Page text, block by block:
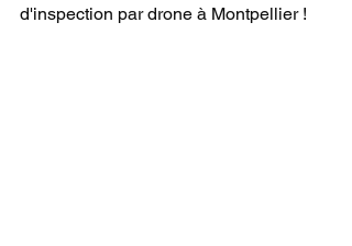
d'inspection par drone à Montpellier !